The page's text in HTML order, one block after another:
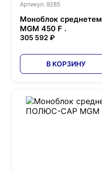
Артикул: 9285
Моноблок
MGM 450 F .
305 592 ₽
В КОРЗИНУ